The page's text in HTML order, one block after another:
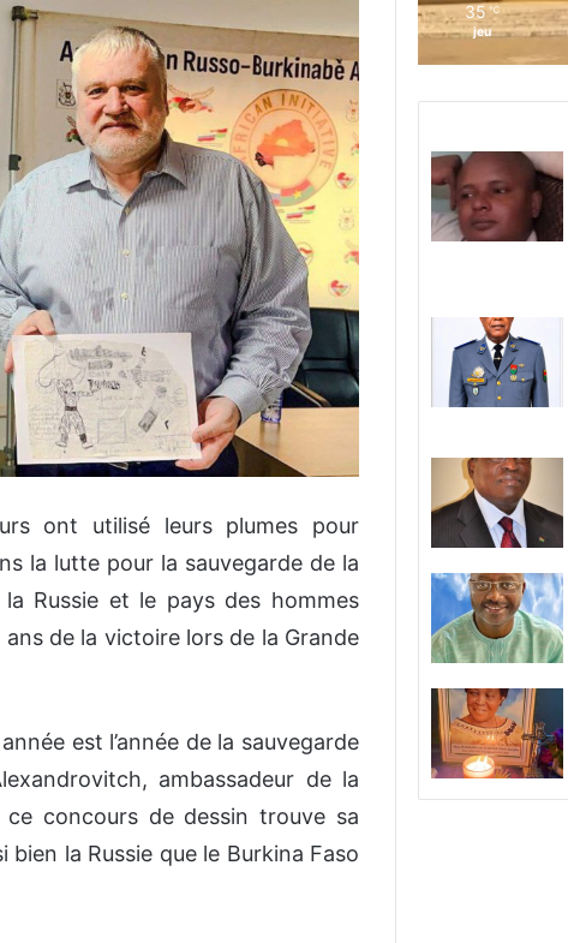
ont utilisé leurs plumes pour
la lutte pour la sauvegarde de la
Russie et le pays des hommes
de la victoire lors de la Grande
est l’année de la sauvegarde
ambassadeur de la
ce concours de dessin trouve sa
la Russie que le Burkina Faso
35 ℃
jeu